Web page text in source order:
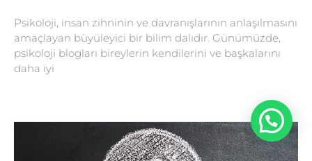
Psikoloji, insan zihninin ve davranışlarının anlaşılmasını
amaçlayan büyüleyici bir bilim dalıdır. Günümüzde,
psikoloji blogları bireylerin kendilerini ve başkalarını
daha iyi